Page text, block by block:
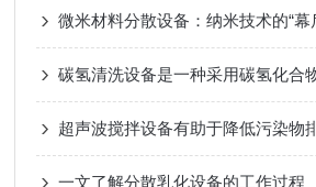
微米材料分散设备：纳米技术的“幕
超声波搅拌设备有助于降低污染物
一文了解分散乳化设备的工作过程